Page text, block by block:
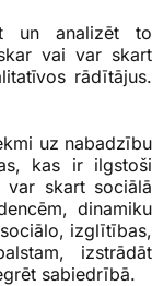
un analizēt to
vai var skart
rādītājus.
uz nabadzību
kas ir ilgstoši
var skart sociālā
dinamiku
izglītības,
izstrādāt
sabiedrībā.